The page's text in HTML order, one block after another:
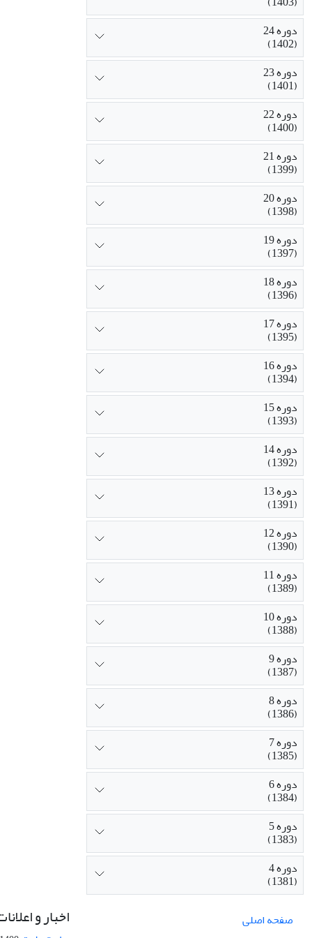
دوره 24
(1402)
دوره 23
(1401)
دوره 22
(1400)
دوره 21
(1399)
دوره 20
(1398)
دوره 19
(1397)
دوره 18
(1396)
دوره 17
(1395)
دوره 16
(1394)
دوره 15
(1393)
دوره 14
(1392)
دوره 13
(1391)
دوره 12
(1390)
دوره 11
(1389)
دوره 10
(1388)
دوره 9
(1387)
دوره 8
(1386)
دوره 7
(1385)
دوره 6
(1384)
دوره 5
(1383)
دوره 4
(1381)
صفحه اصلی
اخبار و